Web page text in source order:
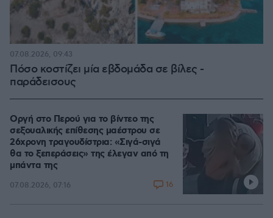
Πόσο κοστίζει μία εβδομάδα σε βίλες -
παράδεισους
07.08.2026, 09:43
Οργή στο Περού για το βίντεο της
σεξουαλικής επίθεσης μαέστρου σε
26χρονη τραγουδίστρια: «Σιγά-σιγά
θα το ξεπεράσεις» της έλεγαν από τη
μπάντα της
07.08.2026, 07:16 16